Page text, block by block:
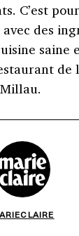
C’est
des
saine
de